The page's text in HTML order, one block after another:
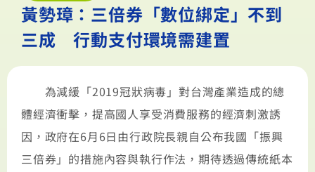
黃勢璋：三倍券「數位綁定」不到
三成 行動支付環境需建置
為減緩「2019冠狀病毒」對台灣產業造成的總
體經濟衝擊，提高國人享受消費服務的經濟刺激誘
因，政府在6月6日由行政院長親自公布我國「振興
三倍券」的措施內容與執行作法，期待透過傳統紙本